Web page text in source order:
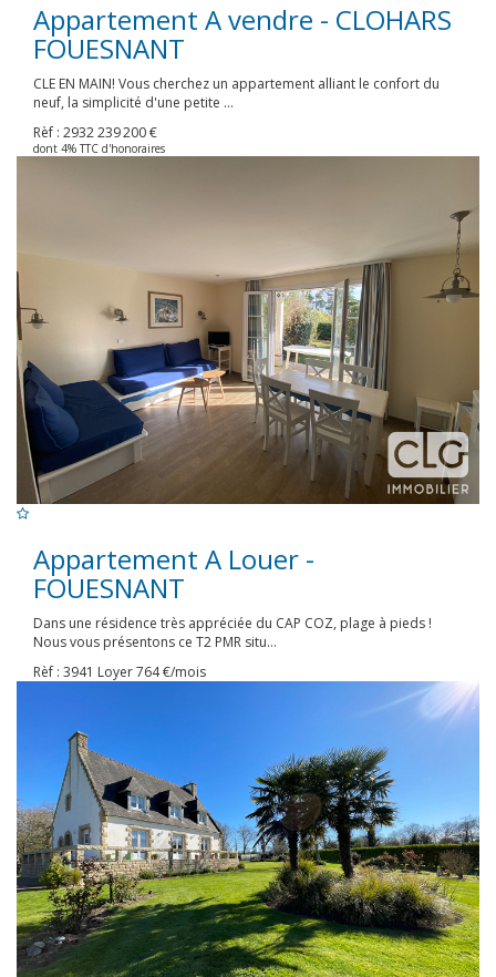
Appartement A vendre - CLOHARS
FOUESNANT
CLE EN MAIN! Vous cherchez un appartement alliant le confort du
neuf, la simplicité d'une petite ...
Rèf : 2932239 200 €
dont 4% TTC d'honoraires
Appartement A Louer -
FOUESNANT
Dans une résidence très appréciée du CAP COZ, plage à pieds !
Nous vous présentons ce T2 PMR situ...
Rèf : 3941 Loyer 764 €/mois